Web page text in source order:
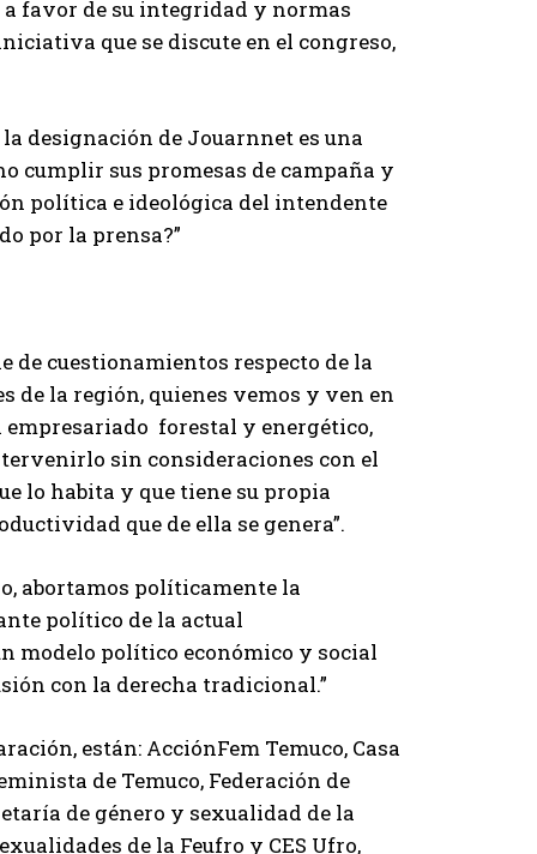
favor de su integridad y normas
que se discute en el congreso,
designación de Jouarnnet es una
cumplir sus promesas de campaña y
política e ideológica del intendente
por la prensa?”
de cuestionamientos respecto de la
de la región, quienes vemos y ven en
forestal y energético,
sin consideraciones con el
lo habita y que tiene su propia
que de ella se genera”.
abortamos políticamente la
político de la actual
modelo político económico y social
con la derecha tradicional.”
están: AcciónFem Temuco, Casa
de Temuco, Federación de
de género y sexualidad de la
de la Feufro y CES Ufro,